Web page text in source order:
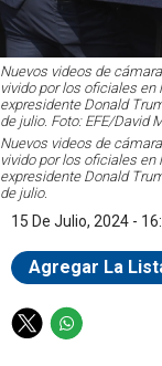
Nuevos videos de
vivido por los oficiales
expresidente Donald
de julio. Foto: EFE/David
Nuevos videos de
vivido por los oficiales
expresidente Donald
de julio.
15 De Julio, 2024 -
Agregar La
T
W